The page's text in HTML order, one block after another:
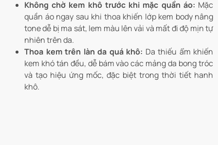
Không chờ kem khô trước khi mặc quần áo: Mặc
quần áo ngay sau khi thoa khiến lớp kem body nâng
tone dễ bị ma sát, lem màu lên vải và mất đi độ mịn tự
nhiên trên da.
Thoa kem trên làn da quá khô: Da thiếu ẩm khiến
kem khó tán đều, dễ bám vào các mảng da bong tróc
và tạo hiệu ứng mốc, đặc biệt trong thời tiết hanh
khô.